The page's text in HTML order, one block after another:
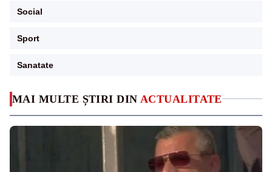
MAI MULTE ȘTIRI DIN ACTUALITATE
Social
Sport
Sanatate